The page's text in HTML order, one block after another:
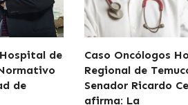
de
de
Caso Oncólogos
Regional de
Senador Ricardo
afirma: La